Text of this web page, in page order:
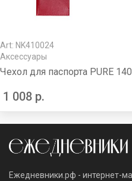
Art: NK410024
Аксессуары
Чехол для паспорта PURE
1 008 р.
Ежедневники.рф - интернет-